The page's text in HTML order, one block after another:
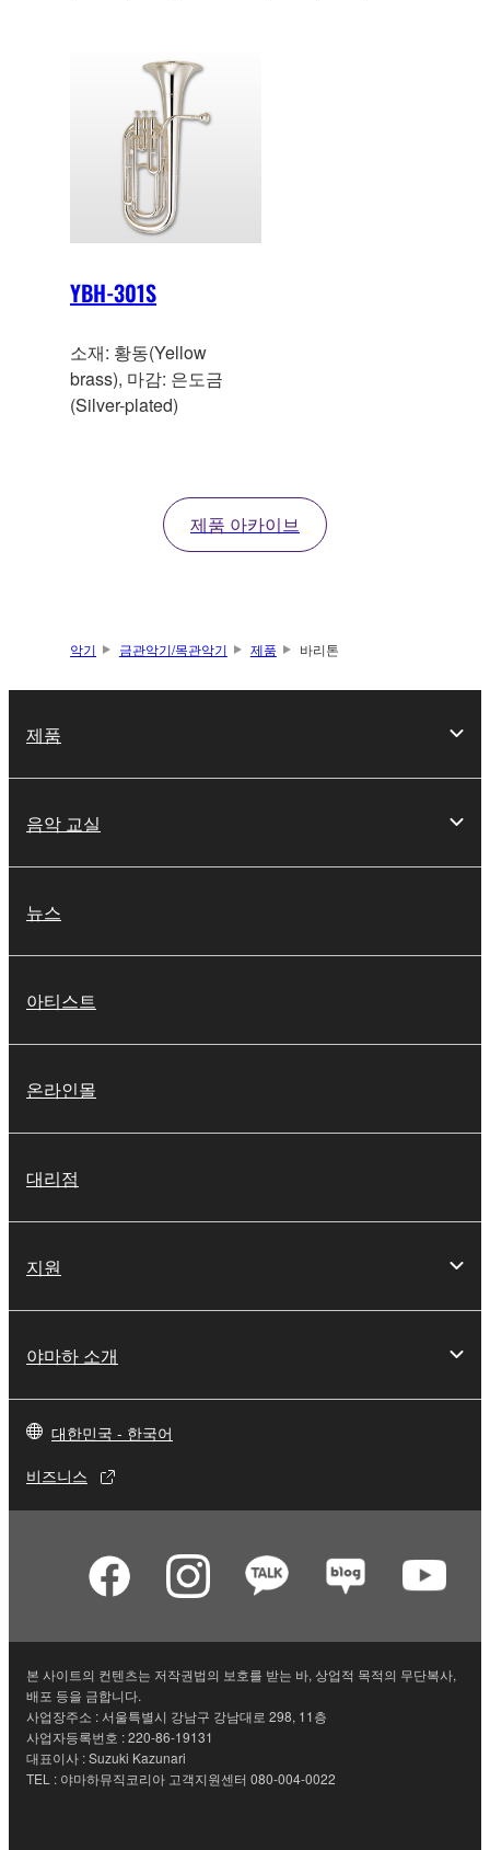
YBH-301S
소재: 황동(Yellow
brass), 마감: 은도금
(Silver-plated)
제품 아카이브
악기 금관악기/목관악기 제품 바리톤
제품
음악 교실
뉴스
아티스트
온라인몰
대리점
지원
야마하 소개
대한민국 - 한국어
비즈니스
본 사이트의 컨텐츠는 저작권법의 보호를 받는 바, 상업적 목적의 무단복사,
배포 등을 금합니다.
사업장주소 : 서울특별시 강남구 강남대로 298, 11층
사업자등록번호 : 220-86-19131
대표이사 : Suzuki Kazunari
TEL : 야마하뮤직코리아 고객지원센터 080-004-0022